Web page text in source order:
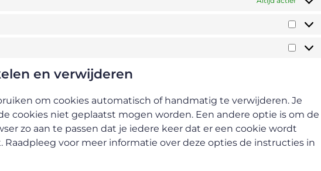
en verwijderen
om cookies automatisch of handmatig te verwijderen. Je
cookies niet geplaatst mogen worden. Een andere optie is om de
zo aan te passen dat je iedere keer dat er een cookie wordt
voor meer informatie over deze opties de instructies in